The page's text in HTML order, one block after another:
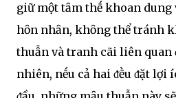
giữ một tȃm thḗ khoan
hȏn nhȃn, khȏng thể tránh
thuẫn và tranh cãi liên quan
nhiên, nḗu cả hai ᵭḕu ᵭặt lợi